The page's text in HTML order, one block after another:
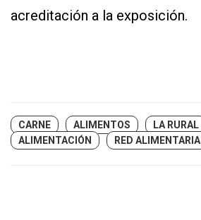
acreditación a la exposición.
CARNE ALIMENTOS
LA RURAL
ALIMENTACIÓN
RED ALIMENTARIA